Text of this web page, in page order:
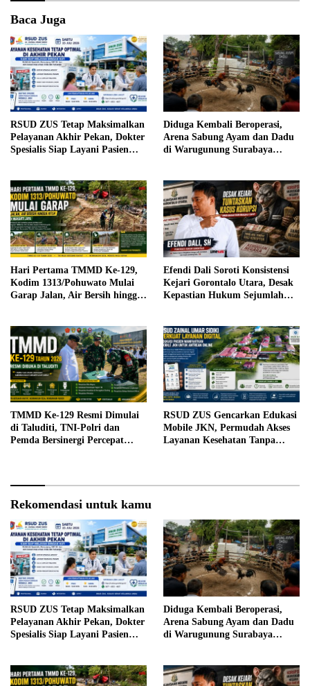
Baca Juga
RSUD ZUS Tetap Maksimalkan
Pelayanan Akhir Pekan, Dokter
Spesialis Siap Layani Pasien
Diduga Kembali Beroperasi,
Arena Sabung Ayam dan Dadu
di Warugunung Surabaya
Hari Pertama TMMD Ke-129,
Kodim 1313/Pohuwato Mulai
Garap Jalan, Air Bersih hingga
Efendi Dali Soroti Konsistensi
Kejari Gorontalo Utara, Desak
Kepastian Hukum Sejumlah
TMMD Ke-129 Resmi Dimulai
di Taluditi, TNI-Polri dan
Pemda Bersinergi Percepat
RSUD ZUS Gencarkan Edukasi
Mobile JKN, Permudah Akses
Layanan Kesehatan Tanpa
Rekomendasi untuk kamu
RSUD ZUS Tetap Maksimalkan
Pelayanan Akhir Pekan, Dokter
Spesialis Siap Layani Pasien
Diduga Kembali Beroperasi,
Arena Sabung Ayam dan Dadu
di Warugunung Surabaya